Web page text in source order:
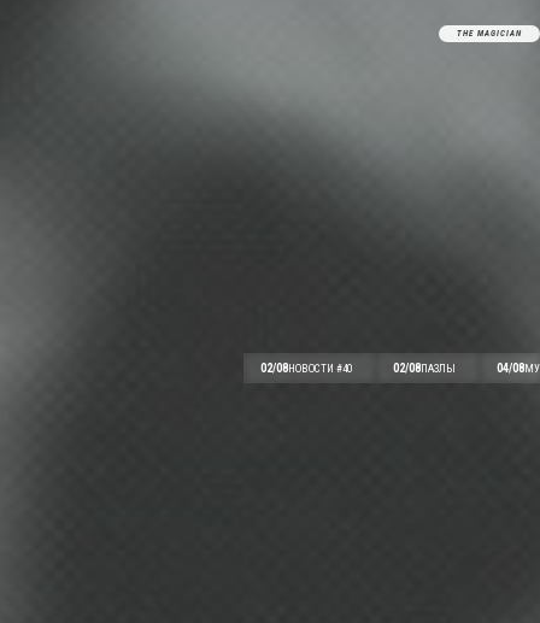
THE MAGICIAN
02/08НОВОСТИ #40 02/08ПАЗЛЫ 04/08